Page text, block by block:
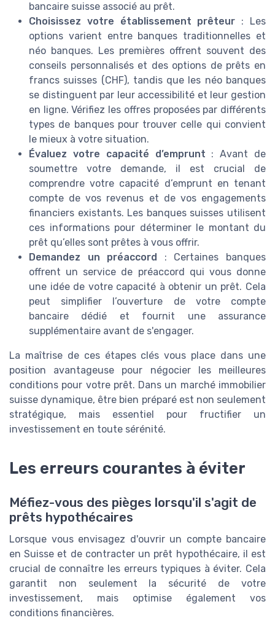
bancaire suisse associé au prêt.
Choisissez votre établissement prêteur : Les
options varient entre banques traditionnelles et
néo banques. Les premières offrent souvent des
conseils personnalisés et des options de prêts en
francs suisses (CHF), tandis que les néo banques
se distinguent par leur accessibilité et leur gestion
en ligne. Vérifiez les offres proposées par différents
types de banques pour trouver celle qui convient
le mieux à votre situation.
Évaluez votre capacité d’emprunt : Avant de
soumettre votre demande, il est crucial de
comprendre votre capacité d’emprunt en tenant
compte de vos revenus et de vos engagements
financiers existants. Les banques suisses utilisent
ces informations pour déterminer le montant du
prêt qu’elles sont prêtes à vous offrir.
Demandez un préaccord
: Certaines banques
offrent un service de préaccord qui vous donne
une idée de votre capacité à obtenir un prêt. Cela
peut simplifier l’ouverture de votre compte
bancaire dédié et fournit une assurance
supplémentaire avant de s'engager.
La maîtrise de ces étapes clés vous place dans une
position avantageuse pour négocier les meilleures
conditions pour votre prêt. Dans un marché immobilier
suisse dynamique, être bien préparé est non seulement
stratégique, mais essentiel pour fructifier un
investissement en toute sérénité.
Les erreurs courantes à éviter
Méfiez-vous des pièges lorsqu'il s'agit de
prêts hypothécaires
Lorsque vous envisagez d'ouvrir un compte bancaire
en Suisse et de contracter un prêt hypothécaire, il est
crucial de connaître les erreurs typiques à éviter. Cela
garantit non seulement la sécurité de votre
investissement, mais optimise également vos
conditions financières.